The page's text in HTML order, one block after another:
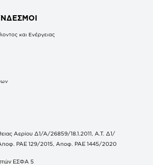
και Ενέργειας
Αερίου Δ1/Α/26859/18.1.2011, Α.Τ. Δ1/
ΡΑΕ 129/2015, Αποφ. ΡΑΕ 1445/2020
ΕΣΦΑ 5